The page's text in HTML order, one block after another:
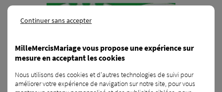
Continuer sans accepter
MilleMercisMariage vous propose une expérience sur
mesure en acceptant les cookies
Nous utilisons des cookies et d'autres technologies de suivi pour
améliorer votre expérience de navigation sur notre site, pour vous